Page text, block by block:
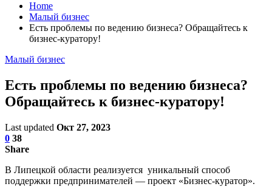
Home
Малый бизнес
Есть проблемы по ведению бизнеса? Обращайтесь к
бизнес-куратору!
Малый бизнес
Есть проблемы по ведению бизнеса?
Обращайтесь к бизнес-куратору!
Last updated Окт 27, 2023
0 38
Share
В Липецкой области реализуется уникальный способ
поддержки предпринимателей — проект «Бизнес-куратор».